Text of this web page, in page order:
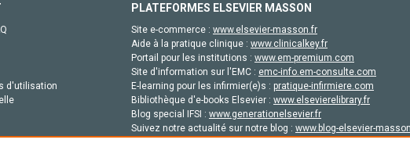
d'utilisation
PLATEFORMES ELSEVIER MASSON
Site e-commerce : www.elsevier-masson.fr
Aide à la pratique clinique : www.clinicalkey.fr
Portail pour les institutions : www.em-premium.com
Site d'information sur l'EMC : emc-info.em-consulte.com
E-learning pour les infirmier(e)s : pratique-infirmiere.com
Bibliothèque d'e-books Elsevier : www.elsevierelibrary.fr
Blog special IFSI : www.generationelsevier.fr
Suivez notre actualité sur notre blog : www.blog-elsevier-